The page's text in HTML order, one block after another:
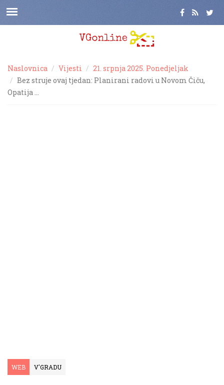
Naslovnica Vijesti
21. srpnja 2025. Ponedjeljak
Bez struje ovaj tjedan: Planirani radovi u Novom Čiču,
Opatija …
WEB V'GRADU